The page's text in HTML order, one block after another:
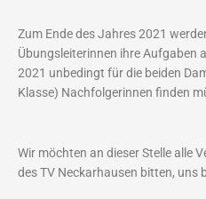
Zum Ende des Jahres 2021
Übungsleiterinnen ihre Aufgaben
2021 unbedingt für die beiden
Klasse) Nachfolgerinnen finden
Wir möchten an dieser Stelle alle
des TV Neckarhausen bitten, uns